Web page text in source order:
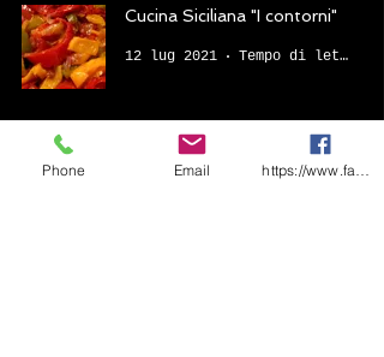
Cucina Siciliana "I contorni"
12 lug 2021 Tempo di lettura: 5 min
Phone Email